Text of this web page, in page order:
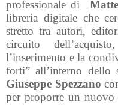
professionale di
libreria digitale che
stretto tra autori,
circuito
l’inserimento e la
forti” all’interno dello
Giuseppe Spezzano
per proporre un